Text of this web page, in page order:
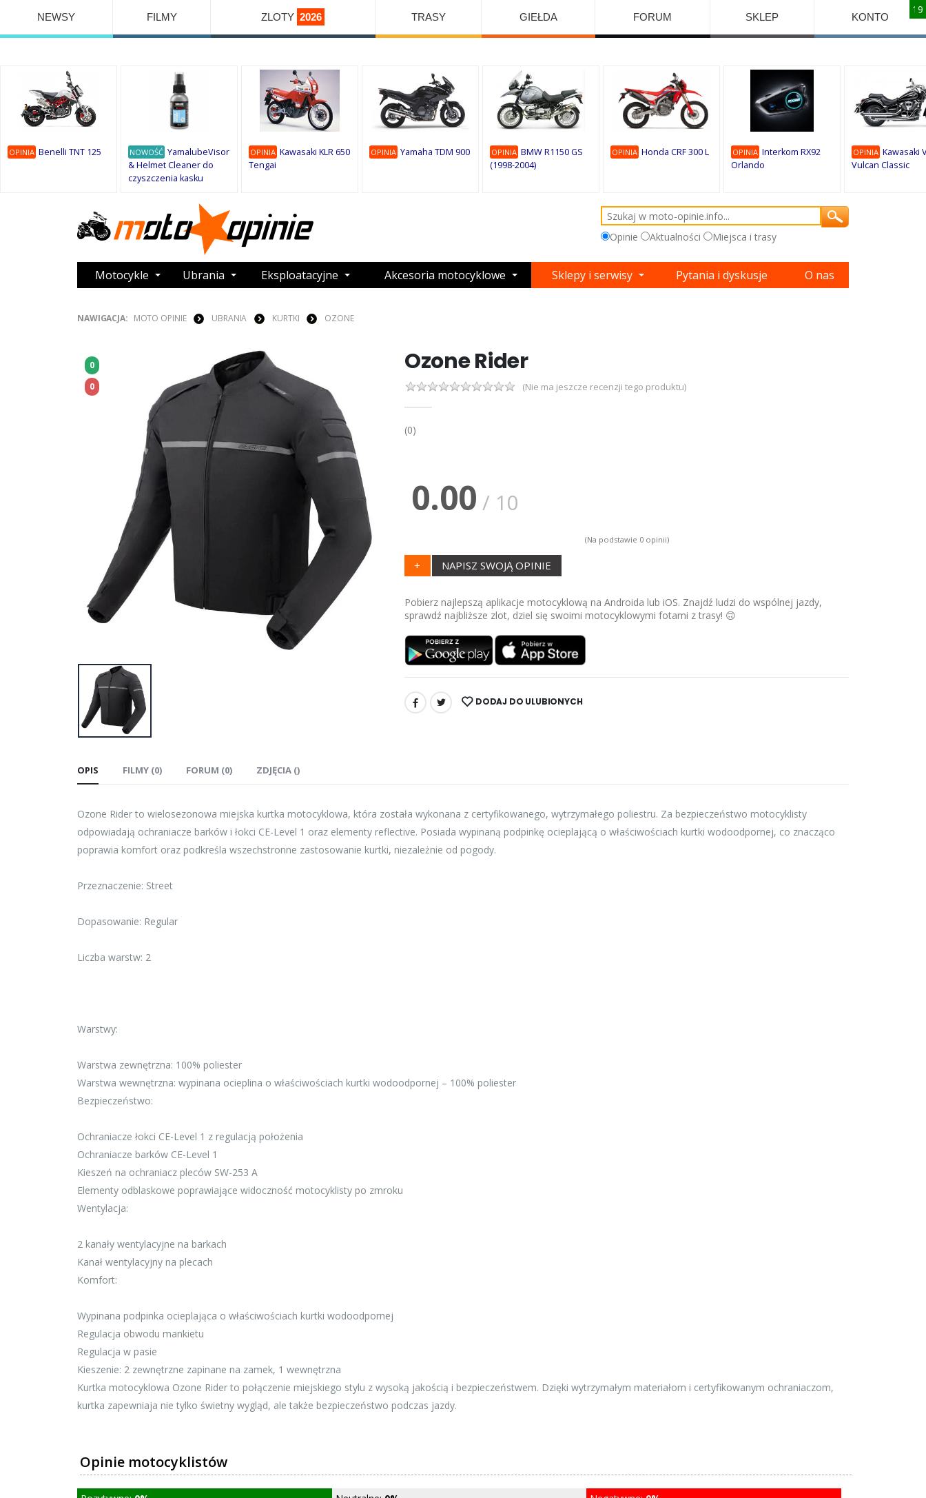
NEWSY FILMY ZLOTY 2026 TRASY GIEŁDA FORUM SKLEP KONTO
10
OPINIA Benelli TNT 125 NOWOŚĆ YamalubeVisor
& Helmet Cleaner do
czyszczenia kasku
10
OPINIA Kawasaki KLR 650
Tengai
8
OPINIA Yamaha TDM 900
7
OPINIA BMW R1150 GS
(1998-2004)
1
OPINIA Honda CRF 300 L
9
OPINIA Interkom RX92
Orlando
10
OPINIA Kawasaki
Vulcan Classic
10
9
9
Opinie Aktualności Miejsca i trasy
Motocykle Ubrania Eksploatacyjne Akcesoria motocyklowe Sklepy i serwisy Pytania i dyskusje O nas
NAWIGACJA: MOTO OPINIE UBRANIA KURTKI OZONE
0
0
Ozone Rider
(Nie ma jeszcze recenzji tego produktu)
(0)
0.00 / 10
(Na podstawie 0 opinii)
+ NAPISZ SWOJĄ OPINIE
Pobierz najlepszą aplikacje motocyklową na Androida lub iOS. Znajdź ludzi do wspólnej jazdy,
sprawdź najbliższe zlot, dziel się swoimi motocyklowymi fotami z trasy! 🙃
UDOSTĘPNIJ: DODAJ DO ULUBIONYCH
OPIS FILMY (0) FORUM (0) ZDJĘCIA ()
Ozone Rider to wielosezonowa miejska kurtka motocyklowa, która została wykonana z certyfikowanego, wytrzymałego poliestru. Za bezpieczeństwo motocyklisty
odpowiadają ochraniacze barków i łokci CE-Level 1 oraz elementy reflective. Posiada wypinaną podpinkę ocieplającą o właściwościach kurtki wodoodpornej, co znacząco
poprawia komfort oraz podkreśla wszechstronne zastosowanie kurtki, niezależnie od pogody.
Przeznaczenie: Street
Dopasowanie: Regular
Liczba warstw: 2
Warstwy:
Warstwa zewnętrzna: 100% poliester
Warstwa wewnętrzna: wypinana ocieplina o właściwościach kurtki wodoodpornej – 100% poliester
Bezpieczeństwo:
Ochraniacze łokci CE-Level 1 z regulacją położenia
Ochraniacze barków CE-Level 1
Kieszeń na ochraniacz pleców SW-253 A
Elementy odblaskowe poprawiające widoczność motocyklisty po zmroku
Wentylacja:
2 kanały wentylacyjne na barkach
Kanał wentylacyjny na plecach
Komfort:
Wypinana podpinka ocieplająca o właściwościach kurtki wodoodpornej
Regulacja obwodu mankietu
Regulacja w pasie
Kieszenie: 2 zewnętrzne zapinane na zamek, 1 wewnętrzna
Kurtka motocyklowa Ozone Rider to połączenie miejskiego stylu z wysoką jakością i bezpieczeństwem. Dzięki wytrzymałym materiałom i certyfikowanym ochraniaczom,
kurtka zapewniaja nie tylko świetny wygląd, ale także bezpieczeństwo podczas jazdy.
Opinie motocyklistów